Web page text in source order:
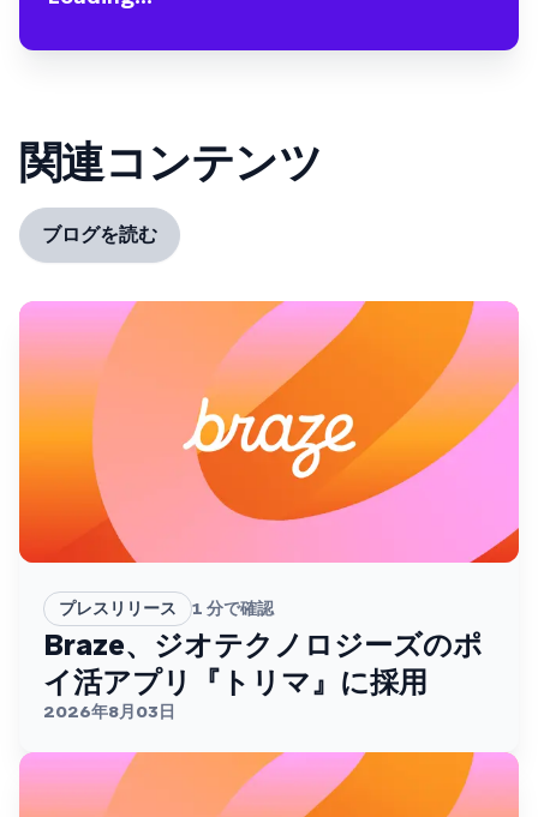
関連コンテンツ
ブログを読む
プレスリリース 1 分で確認
Braze、ジオテクノロジーズのポ
イ活アプリ『トリマ』に採用
2026年8月03日